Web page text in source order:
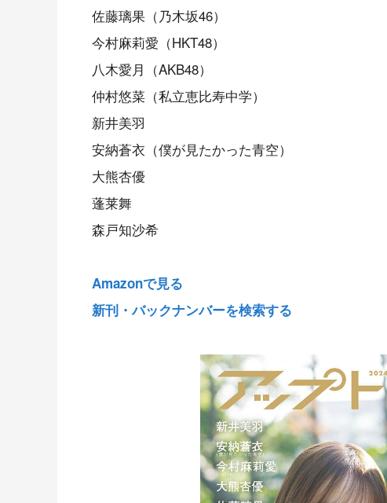
佐藤璃果（乃木坂46）
今村麻莉愛（HKT48）
八木愛月（AKB48）
仲村悠菜（私立恵比寿中学）
新井美羽
安納蒼衣（僕が見たかった青空）
大熊杏優
蓬莱舞
森戸知沙希
Amazonで見る
新刊・バックナンバーを検索する